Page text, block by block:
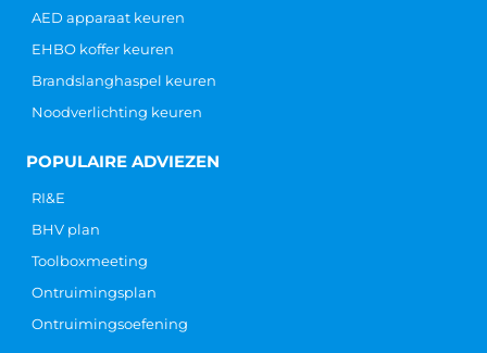
AED apparaat keuren
EHBO koffer keuren
Brandslanghaspel keuren
Noodverlichting keuren
POPULAIRE ADVIEZEN
RI&E
BHV plan
Toolboxmeeting
Ontruimingsplan
Ontruimingsoefening